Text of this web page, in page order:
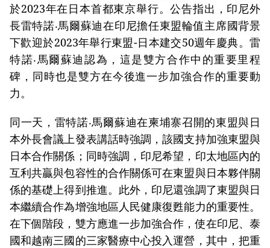
於2023年在日本首都東京舉行。公告指出，印尼外
長雷特諾‧馬爾蘇迪在印尼擔任東盟輪值主席國背景
下歡迎於2023年舉行東盟-日本建交50週年慶典。雷
特諾‧馬爾蘇迪認為，這是雙方合作中的重要里程
碑，同時也是雙方在今後進一步加強合作的重要動
力。
同一天，雷特諾‧馬爾蘇迪在柬埔寨召開的東盟與日
本外長會議上發表講話時強調，該國支持加強東盟與
日本合作關係；同時強調，印尼希望，印太地區內的
互利共贏與包容性的合作關係可在東盟與日本夥伴關
係的基礎上得到推進。此外，印尼還強調了東盟與日
本繼續合作為增強地區人民健康復甦能力的重要性。
在下個階段，雙方應進一步加強合作，使在印尼、泰
國和越南三國的三家醫療中心投入運營，其中，把重